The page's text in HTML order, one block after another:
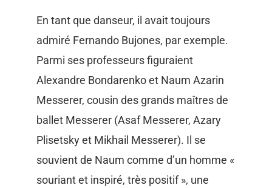
En tant que danseur, il avait toujours
admiré Fernando Bujones, par exemple.
Parmi ses professeurs figuraient
Alexandre Bondarenko et Naum Azarin
Messerer, cousin des grands maîtres de
ballet Messerer (Asaf Messerer, Azary
Plisetsky et Mikhail Messerer). Il se
souvient de Naum comme d’un homme «
souriant et inspiré, très positif », une